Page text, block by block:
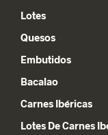
Lotes
Quesos
Embutidos
Bacalao
Carnes Ibéricas
Lotes De Carnes